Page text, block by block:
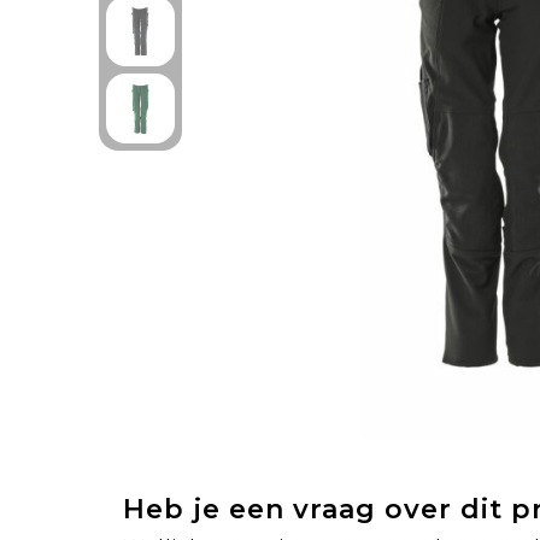
Heb je een vraag over dit